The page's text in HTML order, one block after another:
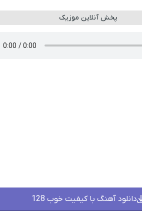
پخش آنلاین موزیک
دانلود آهنگ با کیفیت خوب 128